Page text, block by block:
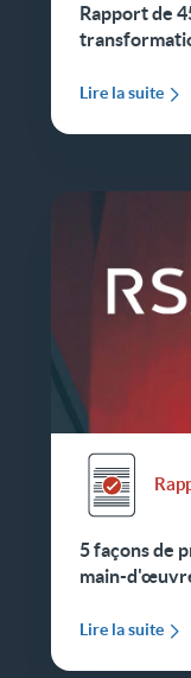
Rapport de
Lire la suite
5 façons de
main-
Lire la suite